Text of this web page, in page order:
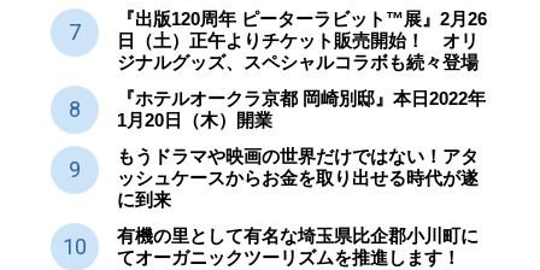
『出版120周年 ピーターラビット™展』2月26
日（土）正午よりチケット販売開始！ オリ
ジナルグッズ、スペシャルコラボも続々登場
『ホテルオークラ京都 岡崎別邸』本日2022年
1月20日（木）開業
もうドラマや映画の世界だけではない！アタ
ッシュケースからお金を取り出せる時代が遂
に到来
有機の里として有名な埼玉県比企郡小川町に
てオーガニックツーリズムを推進します！